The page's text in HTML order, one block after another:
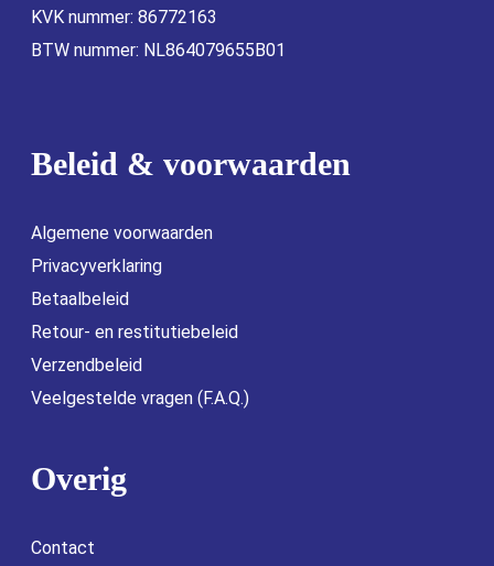
KVK nummer: 86772163
BTW nummer: NL864079655B01
Beleid & voorwaarden
Algemene voorwaarden
Privacyverklaring
Betaalbeleid
Retour- en restitutiebeleid
Verzendbeleid
Veelgestelde vragen (F.A.Q.)
Overig
Contact